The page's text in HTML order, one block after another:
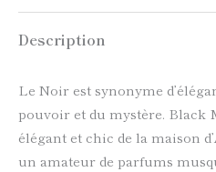
Description
Le Noir est synonyme
pouvoir et du mystère. Black
élégant et chic de la maison
un amateur de parfums